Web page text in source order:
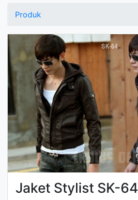
Produk
Jaket Stylist SK-64